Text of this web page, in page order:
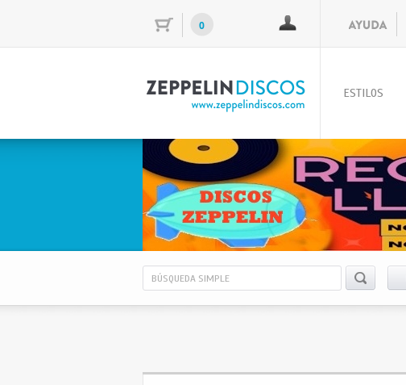
0
ESTILOS